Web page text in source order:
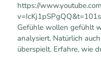
https://
Gefühle wollen gefühlt
analysiert. Natürlich
überspielt. Erfahre, wie